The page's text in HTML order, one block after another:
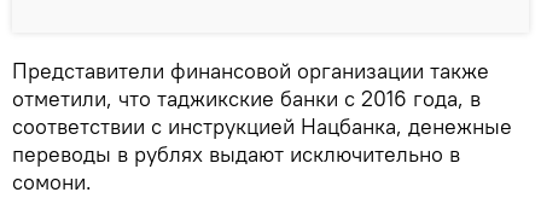
Представители финансовой организации также
отметили, что таджикские банки с 2016 года, в
соответствии с инструкцией Нацбанка, денежные
переводы в рублях выдают исключительно в
сомони.